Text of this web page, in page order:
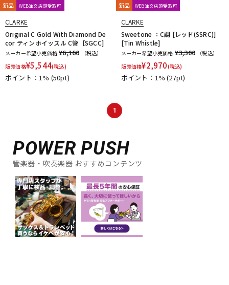
DJ機器 DTM
中古
新品 WEB注文店頭受取可
CLARKE
Original C Gold With Diamond De
cor ティンホイッスル C管［SGCC]
メーカー希望小売価格 ¥6,160
（税込）
販売価格¥5,544(税込)
ポイント：1% (50pt)
新品 WEB注文店頭受取可
CLARKE
Sweetone ：C調 [レッド(SSRC)]
[Tin Whistle]
メーカー希望小売価格 ¥3,300
（税込）
販売価格¥2,970(税込)
ポイント：1%(27pt)
1
POWER PUSH
管楽器・吹奏楽器 おすすめコンテンツ